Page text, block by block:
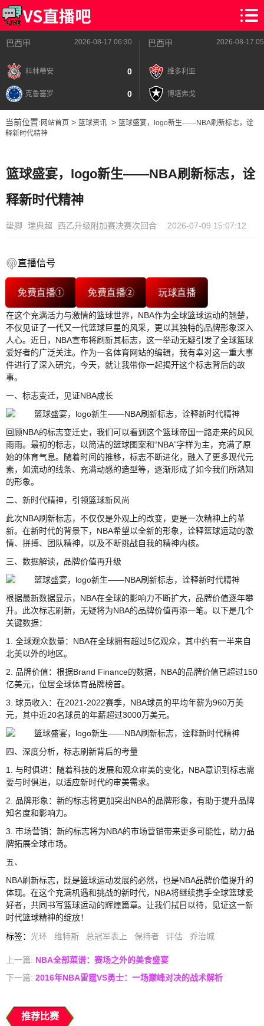
巴西甲 2026-08-17 06:30
科林蒂安 0
克鲁塞罗 0
巴西甲 2026-08-17
维多利亚
博塔弗戈
当前位置: 网站首页> 篮球资讯> 篮球盛宴，logo新生——NBA刷新标志，诠
释新时代精神
篮球盛宴，logo新生——NBA刷新标志，诠
释新时代精神
垫脚 瑞典超 西乙升级附加赛决赛次回合 2026-07-09 15:07:12
直播信号
免费直播① 免费直播② 玩球直播
在这个充满活力与激情的篮球世界，NBA作为全球篮球运动的翘楚，
不仅见证了一代又一代篮球巨星的风采，更以其独特的品牌形象深入
人心。近日，NBA宣布将刷新其标志，这一举动无疑引发了全球篮球
爱好者的广泛关注。作为一名体育网站的编辑，我有幸对这一重大事
件进行了深入研究，今天，就让我带你一起揭开这个标志背后的故
事。
一、标志变迁，见证NBA成长
回顾NBA的标志变迁史，我们可以看到这个篮球帝国一路走来的风风
雨雨。最初的标志，以简洁的篮球图案和“NBA”字样为主，充满了原
始的体育气息。随着时间的推移，标志不断进化，融入了更多现代元
素，如流动的线条、充满动感的造型等，逐渐形成了如今我们所熟知
的形象。
二、新时代精神，引领篮球新风尚
此次NBA刷新标志，不仅仅是外观上的改变，更是一次精神上的革
新。在新时代的背景下，NBA希望以全新的形象，诠释篮球运动的激
情、拼搏、团队精神，以及不断挑战自我的精神内核。
三、数据解读，品牌价值再升级
根据最新数据显示，NBA在全球的影响力不断扩大，品牌价值逐年攀
升。此次标志刷新，无疑将为NBA的品牌价值再添一笔。以下是几个
关键数据：
1. 全球观众数量：NBA在全球拥有超过5亿观众，其中约有一半来自
北美以外的地区。
2. 品牌价值：根据Brand Finance的数据，NBA的品牌价值已超过150
亿美元，位居全球体育品牌榜首。
3. 球员收入：在2021-2022赛季，NBA球员的平均年薪为960万美
元，其中近20名球员的年薪超过3000万美元。
四、深度分析，标志刷新背后的考量
1. 与时俱进：随着科技的发展和观众审美的变化，NBA意识到标志需
要与时俱进，以适应新时代的审美需求。
2. 品牌形象：新的标志将更加突出NBA的品牌形象，有助于提升品牌
知名度和影响力。
3. 市场营销：新的标志将为NBA的市场营销带来更多可能性，助力品
牌拓展全球市场。
五、
NBA刷新标志，既是篮球运动发展的必然，也是NBA品牌价值提升的
体现。在这个充满机遇和挑战的新时代，NBA将继续携手全球篮球爱
好者，共同书写篮球运动的辉煌篇章。让我们拭目以待，见证这一新
时代篮球精神的绽放！
标签： 光环 维特斯 总冠军表上 保持者 评估 乔治城
上一篇: NBA全部菜谱：赛场之外的美食盛宴
下一篇: 2016年NBA雷霆VS勇士：一场巅峰对决的战术解析
推荐比赛